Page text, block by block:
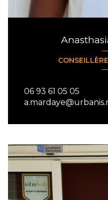
06 93 61 05 05